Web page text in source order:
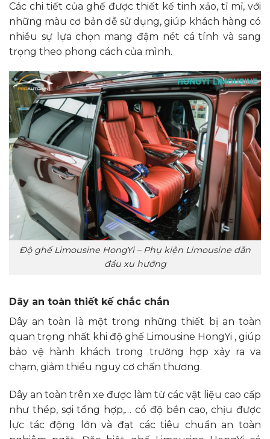
Các chi tiết của ghế được thiết kế tinh xảo, tỉ mỉ, với
những màu cơ bản dễ sử dụng, giúp khách hàng có
nhiều sự lựa chọn mang đậm nét cá tính và sang
trọng theo phong cách của mình.
Độ ghế Limousine HongYi – Phụ kiện Limousine dẫn
đầu xu hướng
Dây an toàn thiết kế chắc chắn
Dây an toàn là một trong những thiết bị an toàn
quan trọng nhất khi độ ghế Limousine HongYi , giúp
bảo vệ hành khách trong trường hợp xảy ra va
chạm, giảm thiểu nguy cơ chấn thương.
Dây an toàn trên xe được làm từ các vật liệu cao cấp
như thép, sợi tổng hợp,… có độ bền cao, chịu được
lực tác động lớn và đạt các tiêu chuẩn an toàn